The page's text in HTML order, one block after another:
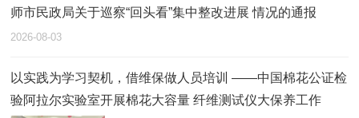
师市民政局关于巡察“回头看”集中整改进展 情况的通报
2026-08-03
以实践为学习契机，借维保做人员培训 ——中国棉花公证检
验阿拉尔实验室开展棉花大容量 纤维测试仪大保养工作